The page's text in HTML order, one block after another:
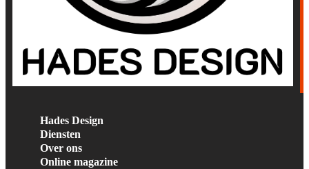
Hades Design
Diensten
Over ons
Online magazine